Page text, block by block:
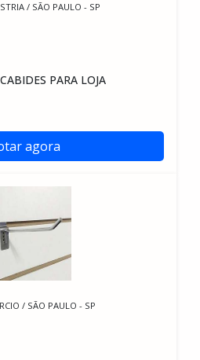
/ SÃO PAULO - SP
PARA LOJA
agora
/ SÃO PAULO - SP